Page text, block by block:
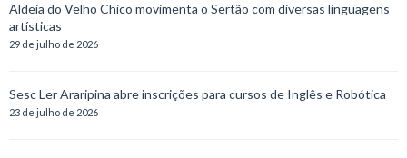
Aldeia do Velho Chico movimenta o Sertão com diversas linguagens
artísticas
29 de julho de 2026
Sesc Ler Araripina abre inscrições para cursos de Inglês e Robótica
23 de julho de 2026